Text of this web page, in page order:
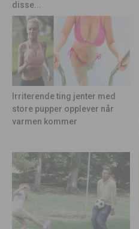
disse...
Irriterende ting jenter med
store pupper opplever når
varmen kommer